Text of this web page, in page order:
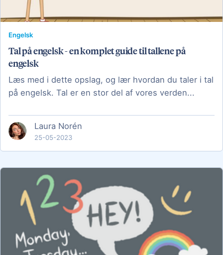
Engelsk
Tal på engelsk - en komplet guide til tallene på
engelsk
Læs med i dette opslag, og lær hvordan du taler i tal
på engelsk. Tal er en stor del af vores verden...
Laura Norén
25-05-2023